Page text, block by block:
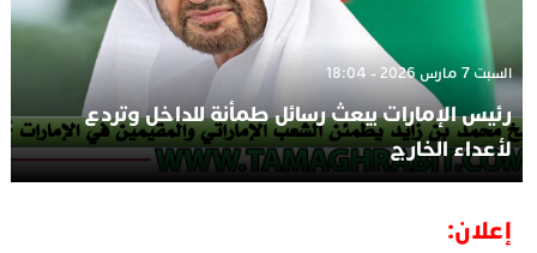
السبت 7 مارس 2026 - 18:04
رئيس الإمارات يبعث رسائل طمأنة للداخل وتردع
لأعداء الخارج
إعلان: